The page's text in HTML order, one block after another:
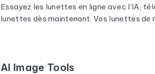
Essayez les lunettes en ligne avec l'IA,
lunettes dès maintenant. Vos lunettes de
AI Image Tools